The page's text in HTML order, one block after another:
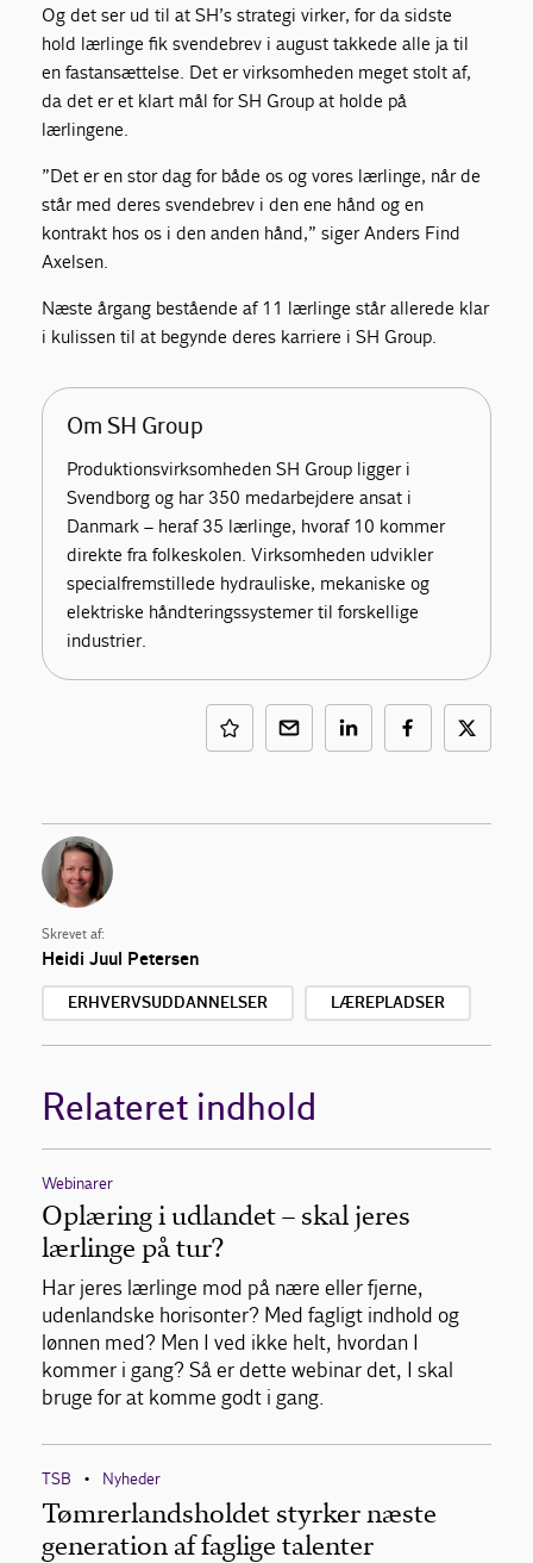
Og det ser ud til at SH’s strategi virker, for da sidste
hold lærlinge fik svendebrev i august takkede alle ja til
en fastansættelse. Det er virksomheden meget stolt af,
da det er et klart mål for SH Group at holde på
lærlingene.
”Det er en stor dag for både os og vores lærlinge, når de
står med deres svendebrev i den ene hånd og en
kontrakt hos os i den anden hånd,” siger Anders Find
Axelsen.
Næste årgang bestående af 11 lærlinge står allerede klar
i kulissen til at begynde deres karriere i SH Group.
Om SH Group
Produktionsvirksomheden SH Group ligger i
Svendborg og har 350 medarbejdere ansat i
Danmark – heraf 35 lærlinge, hvoraf 10 kommer
direkte fra folkeskolen. Virksomheden udvikler
specialfremstillede hydrauliske, mekaniske og
elektriske håndteringssystemer til forskellige
industrier.
Skrevet af:
Heidi Juul Petersen
ERHVERVSUDDANNELSER LÆREPLADSER
Relateret indhold
Webinarer
Oplæring i udlandet – skal jeres
lærlinge på tur?
Har jeres lærlinge mod på nære eller fjerne,
udenlandske horisonter? Med fagligt indhold og
lønnen med? Men I ved ikke helt, hvordan I
kommer i gang? Så er dette webinar det, I skal
bruge for at komme godt i gang.
TSB • Nyheder
Tømrerlandsholdet styrker næste
generation af faglige talenter